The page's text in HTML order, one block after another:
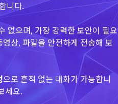
합니다.
없으며, 가장 강력한 보안이 필요
상, 파일을 안전하게 전송해 보
으로 흔적 없는 대화가 가능합니
세요.